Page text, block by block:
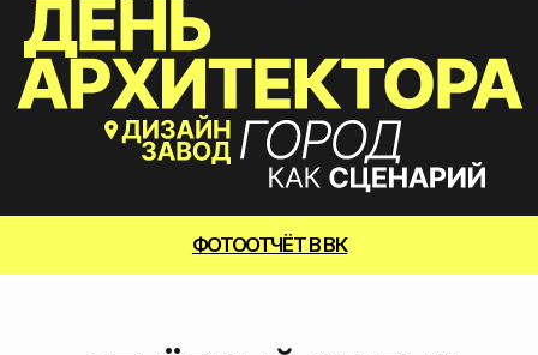
ОТЧЁТНЫЙ ФИЛЬМ